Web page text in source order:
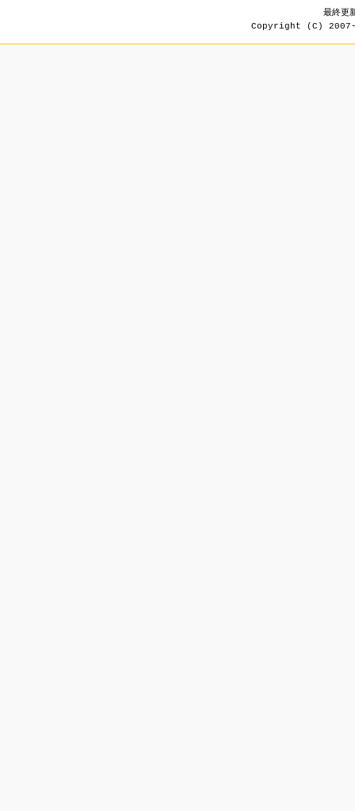
最終更
Copyright (C)